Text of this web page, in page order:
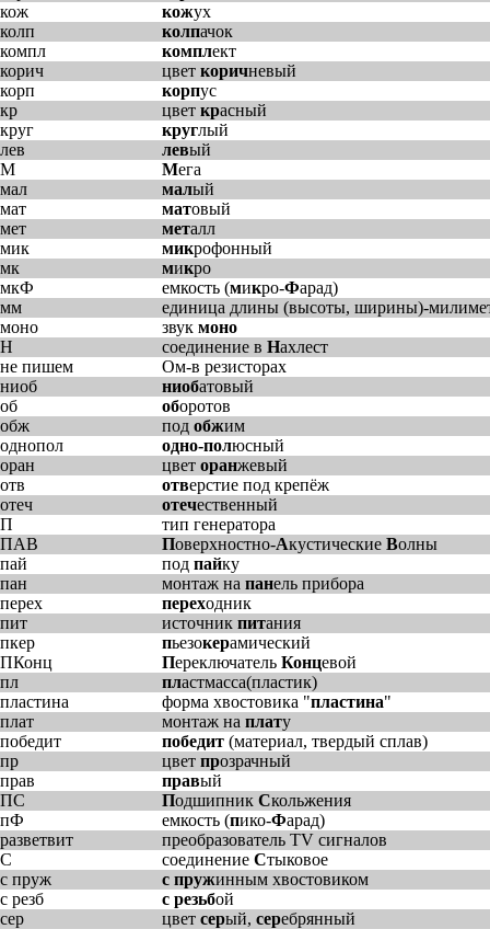
кож
кожух
колп
колпачок
компл
комплект
корич
цвет коричневый
корп
корпус
кр
цвет красный
круг
круглый
лев
левый
М
Мега
мал
малый
мат
матовый
мет
металл
мик
микрофонный
мк
микро
мкФ
емкость (микро-Фарад)
мм
единица длины (высоты, ширины)-
моно
звук моно
Н
соединение в Нахлест
не пишем
Ом-в резисторах
ниоб
ниобатовый
об
оборотов
обж
под обжим
однопол
одно-полюсный
оран
цвет оранжевый
отв
отверстие под крепёж
отеч
отечественный
П
тип генератора
ПАВ
Поверхностно-Акустические Волны
пай
под пайку
пан
монтаж на панель прибора
перех
переходник
пит
источник питания
пкер
пьезокерамический
ПКонц
Переключатель Концевой
пл
пластмасса(пластик)
пластина
форма хвостовика "пластина"
плат
монтаж на плату
победит
победит (материал, твердый сплав)
пр
цвет прозрачный
прав
правый
ПС
Подшипник Скольжения
пФ
емкость (пико-Фарад)
разветвит
преобразователь TV сигналов
С
соединение Стыковое
с пруж
с пружинным хвостовиком
с резб
с резьбой
сер
цвет серый, серебрянный